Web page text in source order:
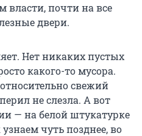
почти на все
двери.
Нет никаких пустых
какого-то мусора.
свежий
не слезла. А вот
— на белой штукатурке
чуть позднее, во